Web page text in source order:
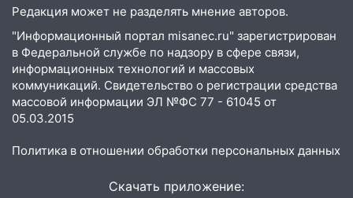
08:21
В Заволжском районе украли два
велосипеда
07:18 В Ульяновск идет
тридцатиградусная жара: какая будет
погода в четверг
06:00 Четыре года борьбы: ульяновские
за плесень на стенах
Кому 6 августа звезды сулят
Редакция может не разделять мнение авторов.
"Информационный портал misanec.ru" зарегистрирован
в Федеральной службе по надзору в сфере связи,
информационных технологий и массовых
коммуникаций. Свидетельство о регистрации средства
массовой информации ЭЛ №ФС 77 - 61045 от
05.03.2015
Политика в отношении обработки персональных данных
Скачать приложение: